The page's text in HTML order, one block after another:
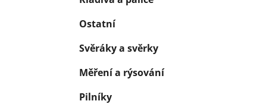
Ostatní
Svěráky a svěrky
Měření a rýsování
Pilníky